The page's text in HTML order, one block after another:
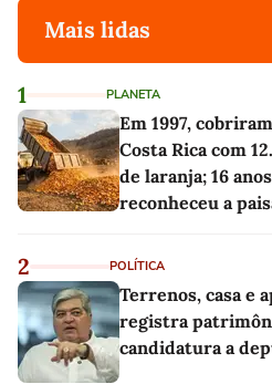
Mais lidas
1 PLANETA
Em 1997,
Costa Rica com
de laranja; 16
reconheceu a
2 POLÍTICA
Terrenos, casa e
registra
candidatura a